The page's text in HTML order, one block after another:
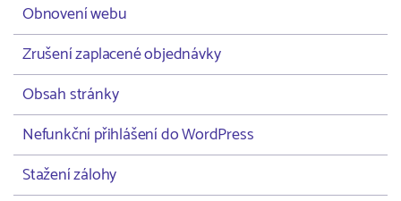
Obnovení webu
Zrušení zaplacené objednávky
Obsah stránky
Nefunkční přihlášení do WordPress
Stažení zálohy